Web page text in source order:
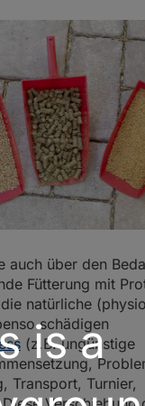
is a
auch über den
Fütterung mit
natürliche
schädigen
(z.B. ungünstige
Transport, Turnier,